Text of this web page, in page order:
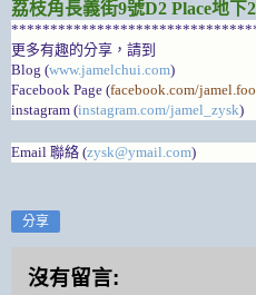
荔枝角長義街9號D2 Place地下
更多有趣的分享，請到
Blog (www.jamelchui.com)
Facebook Page (facebook.com/
instagram (instagram.com/jamel_zysk)
Email 聯絡 (zysk@ymail.com)
分享
沒有留言: